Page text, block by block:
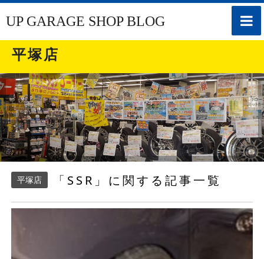
toggle
UP GARAGE SHOP BLOG
平塚店
平塚店 「SSR」に関する記事一覧